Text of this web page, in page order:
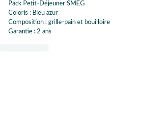
Pack Petit-Déjeuner SMEG
Coloris : Bleu azur
Composition : grille-pain et bouilloire
Garantie : 2 ans